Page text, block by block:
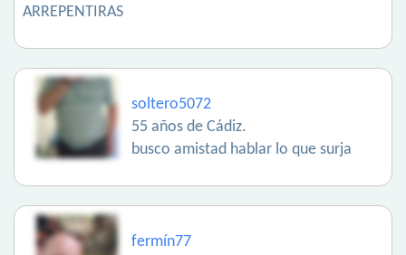
ARREPENTIRAS
soltero5072
55 años de Cádiz.
busco amistad hablar lo que surja
fermín77